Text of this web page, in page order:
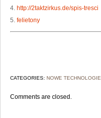
4. http://2taktzirkus.de/spis-tresci
5. felietony
CATEGORIES: NOWE TECHNOLOGIE
Comments are closed.